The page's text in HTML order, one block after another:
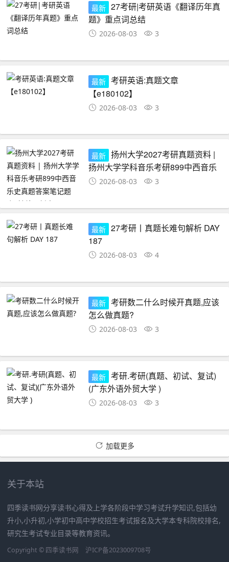
最新 27考研|考研英语《翻译历年真
题》重点词总结
2026-08-03 3
最新 考研英语:真题文章
【e180102】
2026-08-03 3
最新 扬州大学2027考研真题资料 |
扬州大学学科音乐考研899中西音乐
史真题答案笔记题库|持续更新中……
2026-08-03 3
最新 27考研丨真题长难句解析 DAY
187
2026-08-03 4
最新 考研数二什么时候开真题,应该
怎么做真题?
2026-08-03 3
最新 考研.考研(真题、初试、复试)
(广东外语外贸大学 )
2026-08-03 3
加载更多
关于本站
四季读书网分享读书心得及上学各阶段中学习考试升学知识,包括幼
升小,小升初,小学初中高中学校招生考试报名及大学本专科院校排名,
研究生考试专业目录等教育资讯。
Copyright © 四季读书网 沪ICP备2023009708号